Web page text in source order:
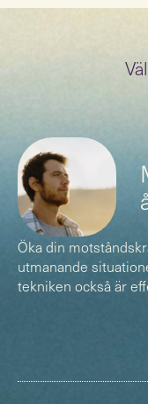
Öka din
utmanande
tekniken också är